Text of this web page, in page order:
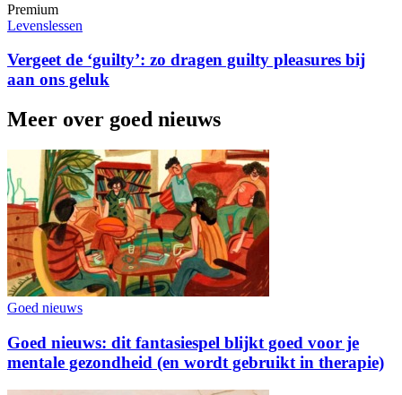
Premium
Levenslessen
Vergeet de ‘guilty’: zo dragen guilty pleasures bij
aan ons geluk
Meer over goed nieuws
Goed nieuws
Goed nieuws: dit fantasiespel blijkt goed voor je
mentale gezondheid (en wordt gebruikt in therapie)